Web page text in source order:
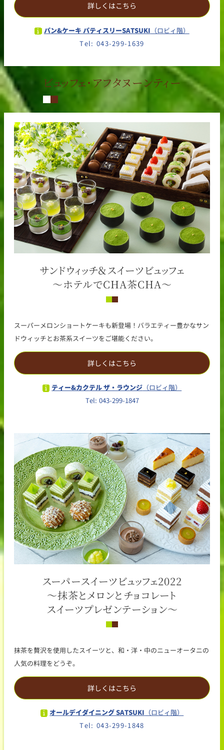
詳しくはこちら
パン&ケーキ パティスリーSATSUKI （ロビィ階）
Tel: 043-299-1639
ビュッフェ・アフタヌーンティー
サンドウィッチ＆スイーツビュッフェ
～ホテルでCHA茶CHA～
スーパーメロンショートケーキも新登場！バラエティー豊かなサン
ドウィッチとお茶系スイーツをご堪能ください。
詳しくはこちら
ティー&カクテル ザ・ラウンジ （ロビィ階）
Tel: 043-299-1847
スーパースイーツビュッフェ2022
～抹茶とメロンとチョコレート
スイーツプレゼンテーション～
抹茶を贅沢を使用したスイーツと、和・洋・中のニューオータニの
人気の料理をどうぞ。
詳しくはこちら
オールデイダイニング SATSUKI （ロビィ階）
Tel: 043-299-1848